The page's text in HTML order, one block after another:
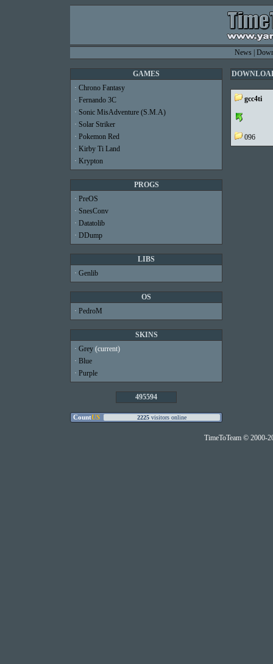
News|
GAMES
· Chrono Fantasy
· Fernando 3C
· Sonic MisAdventure (S.M.A)
· Solar Striker
· Pokemon Red
· Kirby Ti Land
· Krypton
PROGS
· PreOS
· SnesConv
· Datatolib
· DDump
LIBS
· Genlib
OS
· PedroM
SKINS
· Grey (current)
· Blue
· Purple
495594
gcc4ti
096
TimeToTeam © 2000-